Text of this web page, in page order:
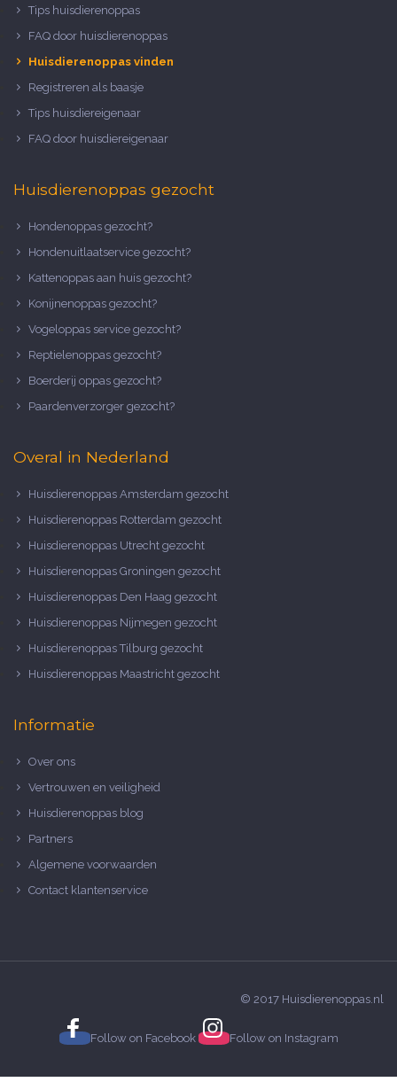
Tips huisdierenoppas
FAQ door huisdierenoppas
Huisdierenoppas vinden
Registreren als baasje
Tips huisdiereigenaar
FAQ door huisdiereigenaar
Huisdierenoppas gezocht
Hondenoppas gezocht?
Hondenuitlaatservice gezocht?
Kattenoppas aan huis gezocht?
Konijnenoppas gezocht?
Vogeloppas service gezocht?
Reptielenoppas gezocht?
Boerderij oppas gezocht?
Paardenverzorger gezocht?
Overal in Nederland
Huisdierenoppas Amsterdam gezocht
Huisdierenoppas Rotterdam gezocht
Huisdierenoppas Utrecht gezocht
Huisdierenoppas Groningen gezocht
Huisdierenoppas Den Haag gezocht
Huisdierenoppas Nijmegen gezocht
Huisdierenoppas Tilburg gezocht
Huisdierenoppas Maastricht gezocht
Informatie
Over ons
Vertrouwen en veiligheid
Huisdierenoppas blog
Partners
Algemene voorwaarden
Contact klantenservice
© 2017 Huisdierenoppas.nl
Follow on Facebook Follow on Instagram